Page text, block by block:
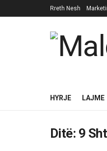
Rreth Nesh
HYRJE LAJME
Ditë: 9